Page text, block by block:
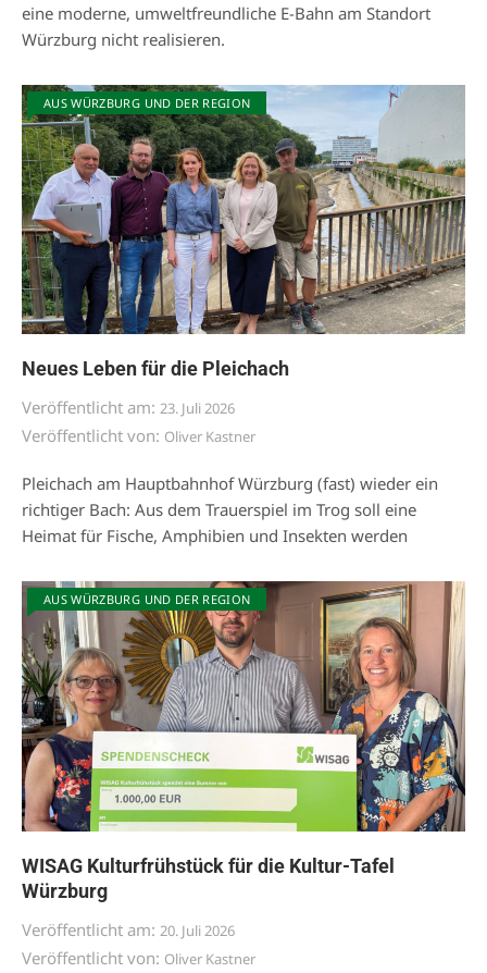
eine moderne, umweltfreundliche E-Bahn am Standort
Würzburg nicht realisieren.
AUS WÜRZBURG UND DER REGION
Neues Leben für die Pleichach
Veröffentlicht am: 23. Juli 2026
Veröffentlicht von: Oliver Kastner
Pleichach am Hauptbahnhof Würzburg (fast) wieder ein
richtiger Bach: Aus dem Trauerspiel im Trog soll eine
Heimat für Fische, Amphibien und Insekten werden
AUS WÜRZBURG UND DER REGION
WISAG Kulturfrühstück für die Kultur-Tafel
Würzburg
Veröffentlicht am: 20. Juli 2026
Veröffentlicht von: Oliver Kastner